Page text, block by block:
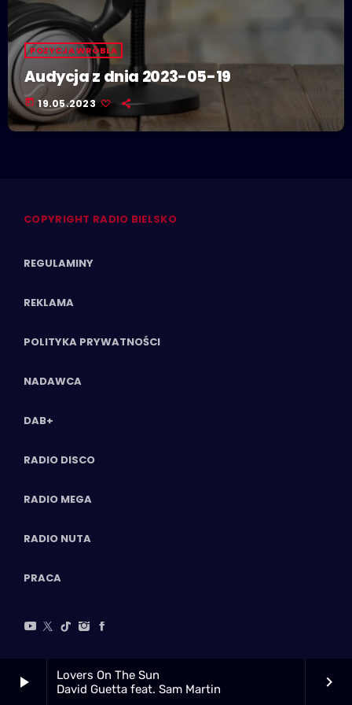
play_arrow
Lovers On The Sun
David Guetta feat. Sam Martin
keyboard_arrow_right
POZYCJA WRÓBLA
Audycja z dnia 2023-05-19
today 19.05.2023
COPYRIGHT RADIO BIELSKO
REGULAMINY
REKLAMA
POLITYKA PRYWATNOŚCI
NADAWCA
DAB+
RADIO DISCO
RADIO MEGA
RADIO NUTA
PRACA